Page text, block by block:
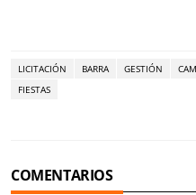
LICITACIÓN BARRA GESTIÓN
FIESTAS
COMENTARIOS